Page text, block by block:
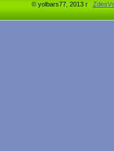
© yolbars77, 2013 г